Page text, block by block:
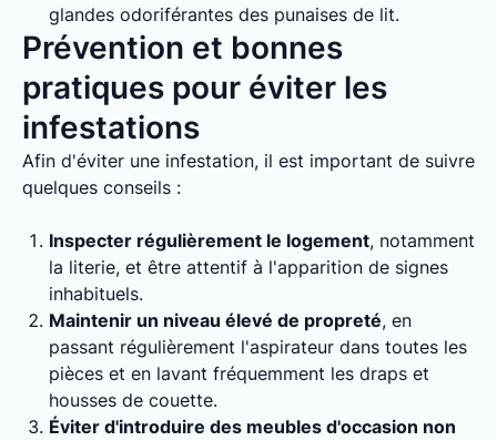
glandes odoriférantes des punaises de lit.
Prévention et bonnes
pratiques pour éviter les
infestations
Afin d'éviter une infestation, il est important de suivre
quelques conseils :
Inspecter régulièrement le logement, notamment
la literie, et être attentif à l'apparition de signes
inhabituels.
Maintenir un niveau élevé de propreté, en
passant régulièrement l'aspirateur dans toutes les
pièces et en lavant fréquemment les draps et
housses de couette.
Éviter d'introduire des meubles d'occasion non